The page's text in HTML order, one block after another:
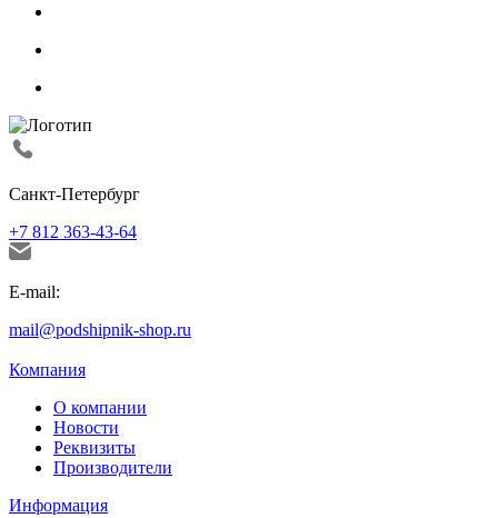
Санкт-Петербург
+7 812 363-43-64
E-mail:
mail@podshipnik-shop.ru
Компания
О компании
Новости
Реквизиты
Производители
Информация